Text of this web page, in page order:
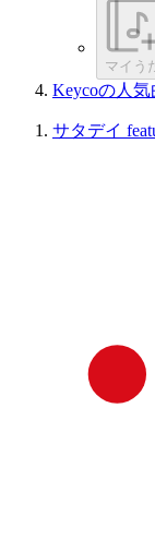
マイう
Keycoの人
サタデイ